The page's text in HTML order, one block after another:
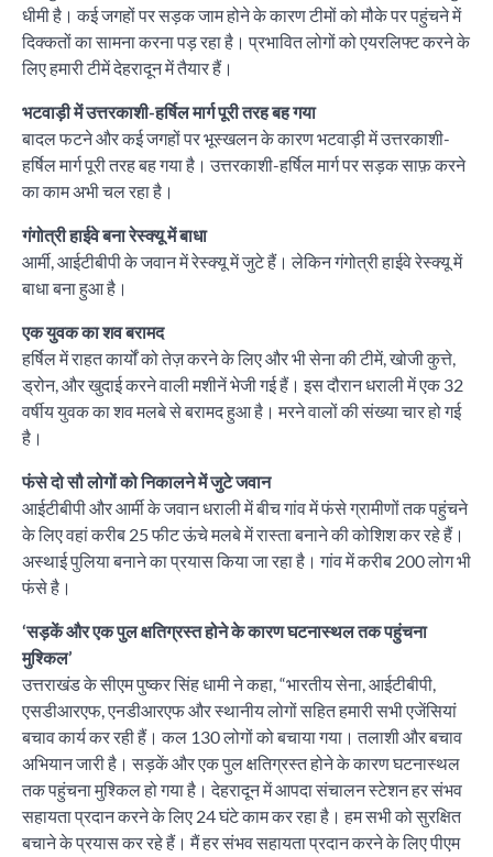
धीमी है। कई जगहों पर सड़क जाम होने के कारण टीमों को मौके पर पहुंचने में
दिक्कतों का सामना करना पड़ रहा है। प्रभावित लोगों को एयरलिफ्ट करने के
लिए हमारी टीमें देहरादून में तैयार हैं।
भटवाड़ी में उत्तरकाशी-हर्षिल मार्ग पूरी तरह बह गया
बादल फटने और कई जगहों पर भूस्खलन के कारण भटवाड़ी में उत्तरकाशी-
हर्षिल मार्ग पूरी तरह बह गया है। उत्तरकाशी-हर्षिल मार्ग पर सड़क साफ़ करने
का काम अभी चल रहा है।
गंगोत्री हाईवे बना रेस्क्यू में बाधा
आर्मी, आईटीबीपी के जवान में रेस्क्यू में जुटे हैं। लेकिन गंगोत्री हाईवे रेस्क्यू में
बाधा बना हुआ है।
एक युवक का शव बरामद
हर्षिल में राहत कार्यों को तेज़ करने के लिए और भी सेना की टीमें, खोजी कुत्ते,
ड्रोन, और खुदाई करने वाली मशीनें भेजी गई हैं। इस दौरान धराली में एक 32
वर्षीय युवक का शव मलबे से बरामद हुआ है। मरने वालों की संख्या चार हो गई
है।
फंसे दो सौ लोगों को निकालने में जुटे जवान
आईटीबीपी और आर्मी के जवान धराली में बीच गांव में फंसे ग्रामीणों तक पहुंचने
के लिए वहां करीब 25 फीट ऊंचे मलबे में रास्ता बनाने की कोशिश कर रहे हैं।
अस्थाई पुलिया बनाने का प्रयास किया जा रहा है। गांव में करीब 200 लोग भी
फंसे है।
‘सड़कें और एक पुल क्षतिग्रस्त होने के कारण घटनास्थल तक पहुंचना
मुश्किल’
उत्तराखंड के सीएम पुष्कर सिंह धामी ने कहा, “भारतीय सेना, आईटीबीपी,
एसडीआरएफ, एनडीआरएफ और स्थानीय लोगों सहित हमारी सभी एजेंसियां
बचाव कार्य कर रही हैं। कल 130 लोगों को बचाया गया। तलाशी और बचाव
अभियान जारी है। सड़कें और एक पुल क्षतिग्रस्त होने के कारण घटनास्थल
तक पहुंचना मुश्किल हो गया है। देहरादून में आपदा संचालन स्टेशन हर संभव
सहायता प्रदान करने के लिए 24 घंटे काम कर रहा है। हम सभी को सुरक्षित
बचाने के प्रयास कर रहे हैं। मैं हर संभव सहायता प्रदान करने के लिए पीएम